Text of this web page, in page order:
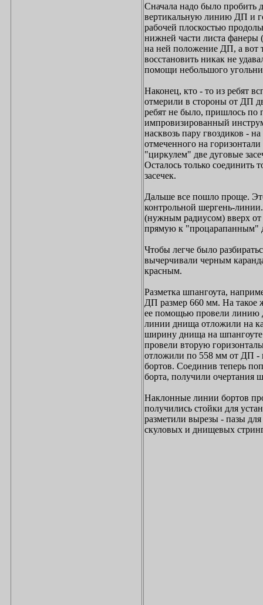
Сначала надо было пробить
вертикальную линию ДП и
рабочей плоскостью
нижней части листа фанеры
на ней положение ДП, а вот
восстановить никак не
помощи небольшого
Наконец, кто - то из ребят
отмерили в стороны от ДП
ребят не было, пришлось по
импровизированный
насквозь пару гвоздиков -
отмеченного на
"циркулем" две дуговые
Осталось только соединить
засечек.
Дальше все пошло проще.
контрольной шергень-линии.
(нужным радиусом) вверх
прямую к "процарапанным"
Чтобы легче было
вычерчивали черным
красным.
Разметка шпангоута,
ДП размер 660 мм. На такое
ее помощью провели линию
линии днища отложили на
ширину днища на
провели вторую
отложили по 558 мм от ДП -
бортов. Соединив теперь
борта, получили очертания
Наклонные линии бортов
получились стойки для
разметили вырезы - пазы
скуловых и днищевых